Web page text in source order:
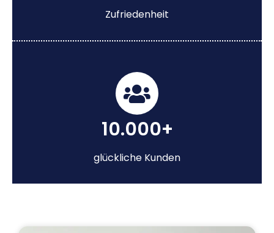
Zufriedenheit
10.000+
glückliche Kunden